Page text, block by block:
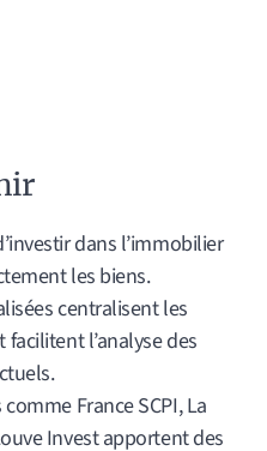
dans l’immobilier
les biens.
centralisent les
l’analyse des
France SCPI, La
Invest apportent des